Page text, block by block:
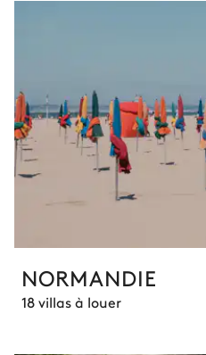
NORMANDIE
18 villas à louer